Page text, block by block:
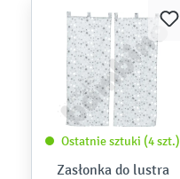
Ostatnie sztuki (4 szt.)
Zasłonka do lustra